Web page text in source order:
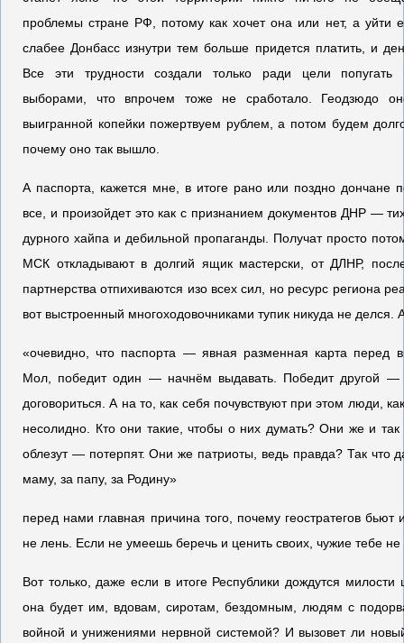
проблемы стране РФ, потому как хочет она или нет, а уйти
слабее Донбасс изнутри тем больше придется платить, и
Все эти трудности создали только ради цели попугать
выборами, что впрочем тоже не сработало. Геодзюдо
выигранной копейки пожертвуем рублем, а потом будем
почему оно так вышло.
А паспорта, кажется мне, в итоге рано или поздно дончане
все, и произойдет это как с признанием документов ДНР —
дурного хайпа и дебильной пропаганды. Получат просто
МСК откладывают в долгий ящик мастерски, от ДЛНР,
партнерства отпихиваются изо всех сил, но ресурс региона
вот выстроенный многоходовочниками тупик никуда не делся.
«очевидно, что паспорта — явная разменная карта перед
Мол, победит один — начнём выдавать. Победит другой —
договориться. А на то, как себя почувствуют при этом люди,
несолидно. Кто они такие, чтобы о них думать? Они же и так
облезут — потерпят. Они же патриоты, ведь правда? Так что
маму, за папу, за Родину»
перед нами главная причина того, почему геостратегов бьют
не лень. Если не умеешь беречь и ценить своих, чужие тебе не
Вот только, даже если в итоге Республики дождутся милости
она будет им, вдовам, сиротам, бездомным, людям с
войной и унижениями нервной системой? И вызовет ли